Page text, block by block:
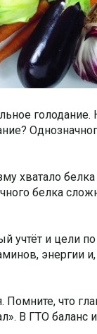
хватало
белка
учтёт и цели
энергии
Помните, что
В ГТО баланс